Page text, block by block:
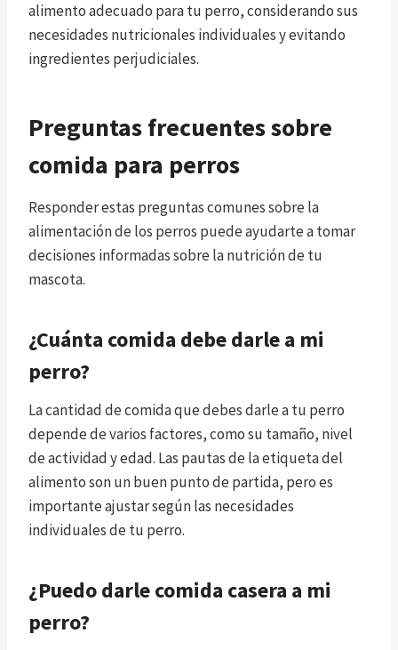
alimento adecuado para tu perro, considerando sus
necesidades nutricionales individuales y evitando
ingredientes perjudiciales.
Preguntas frecuentes sobre
comida para perros
Responder estas preguntas comunes sobre la
alimentación de los perros puede ayudarte a tomar
decisiones informadas sobre la nutrición de tu
mascota.
¿Cuánta comida debe darle a mi
perro?
La cantidad de comida que debes darle a tu perro
depende de varios factores, como su tamaño, nivel
de actividad y edad. Las pautas de la etiqueta del
alimento son un buen punto de partida, pero es
importante ajustar según las necesidades
individuales de tu perro.
¿Puedo darle comida casera a mi
perro?